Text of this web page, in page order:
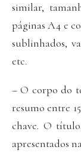
similar,
páginas A4 e
sublinhados,
etc.
– O corpo do
resumo entre
chave. O
apresentados